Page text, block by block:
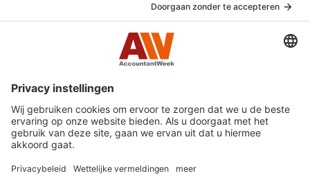
Werken bij ons
Privacy Statement
Algemene Voorwaarden
Privacyinstellingen